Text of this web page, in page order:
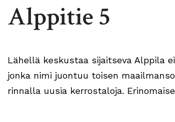
Alppitie 5
Lähellä keskustaa sijaitseva Alppila
jonka nimi juontuu toisen
rinnalla uusia kerrostaloja.